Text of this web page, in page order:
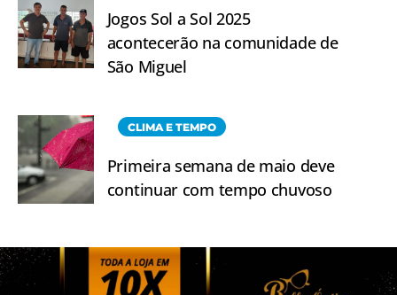
Jogos Sol a Sol 2025
acontecerão na comunidade de
São Miguel
CLIMA E TEMPO
Primeira semana de maio deve
continuar com tempo chuvoso